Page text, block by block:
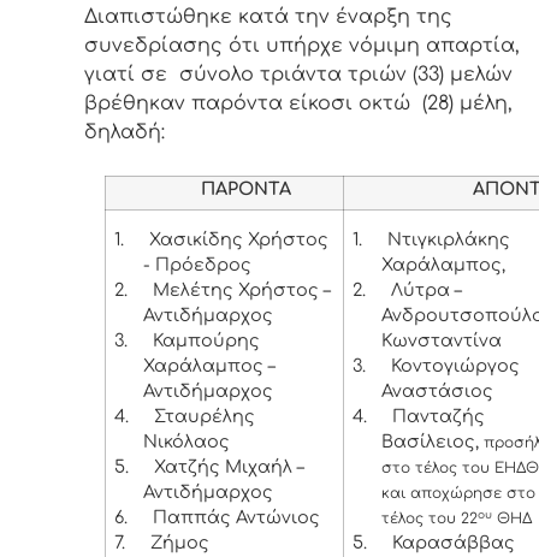
Διαπιστώθηκε κατά την έναρξη της
συνεδρίασης ότι υπήρχε νόμιμη απαρτία,
γιατί σε σύνολο τριάντα τριών (33) μελών
βρέθηκαν παρόντα είκοσι οκτώ (28) μέλη,
δηλαδή:
ΠΑΡΟΝΤΑ
1.
Χασικίδης Χρήστος
- Πρόεδρος
2.
Μελέτης Χρήστος –
Αντιδήμαρχος
3.
Καμπούρης
Χαράλαμπος –
Αντιδήμαρχος
4.
Σταυρέλης
Νικόλαος
5.
Χατζής Μιχαήλ –
Αντιδήμαρχος
6.
Παππάς Αντώνιος
7.
Ζήμος
1.
Ντιγκιρλάκης
Χαράλαμπος,
2.
Λύτρα –
Κωνσταντίνα
3.
Κοντογιώργος
Αναστάσιος
4.
Πανταζής
Βασίλειος,
στο τέλος του ΕΗΔΘ
και αποχώρησε στο
τέλος του 22ουΘΗΔ
5.
Καρασάββας